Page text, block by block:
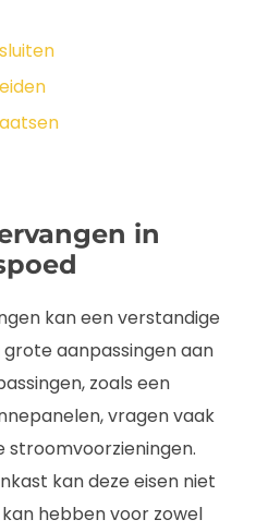
in
kan een verstandige
grote aanpassingen aan
zoals een
vragen vaak
kan deze eisen niet
hebben voor zowel